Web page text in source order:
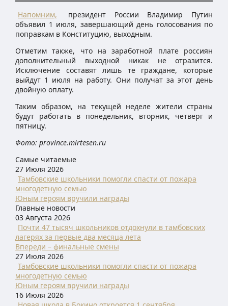
Напомним,
президент России Владимир Путин
объявил 1 июля, завершающий день голосования по
поправкам в Конституцию, выходным.
Отметим также, что на заработной плате россиян
дополнительный выходной никак не отразится.
Исключение составят лишь те граждане, которые
выйдут 1 июля на работу. Они получат за этот день
двойную оплату.
Таким образом, на текущей неделе жители страны
будут работать в понедельник, вторник, четверг и
пятницу.
Фото: province.mirtesen.ru
Самые читаемые
27 Июля 2026
Тамбовские школьники помогли спасти от пожара
многодетную семью
Юным героям вручили награды
Главные новости
03 Августа 2026
Почти 47 тысяч школьников отдохнули в тамбовских
лагерях за первые два месяца лета
Впереди – финальные смены
27 Июля 2026
Тамбовские школьники помогли спасти от пожара
многодетную семью
Юным героям вручили награды
16 Июля 2026